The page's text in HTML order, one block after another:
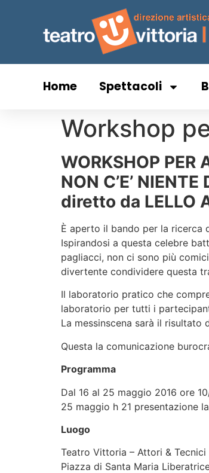
Home Spettacoli
Workshop
WORKSHOP PER
NON C’E’
diretto da LELLO
È aperto il bando per la ricerca
Ispirandosi a questa celebre
pagliacci, non ci sono più
divertente condividere questa
Il laboratorio pratico che
laboratorio per tutti i
La messinscena sarà il
Questa la comunicazione
Programma
Dal 16 al 25 maggio 2016 ore
25 maggio h 21 presentazione
Luogo
Teatro Vittoria – Attori & Tecnici
Piazza di Santa Maria